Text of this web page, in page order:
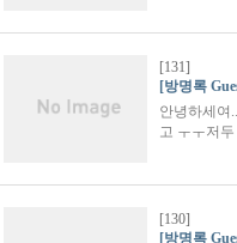
[131]
[방명록
안녕하세여
고 ㅜㅜ저
[130]
[방명록